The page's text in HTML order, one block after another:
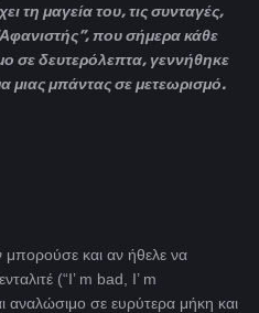
τη μαγεία του, τις συνταγές,
που σήμερα κάθε
σε δευτερόλεπτα, γεννήθηκε
μιας μπάντας σε μετεωρισμό.
και αν ήθελε να
(“I’ m bad, I’ m
αναλώσιμο σε ευρύτερα μήκη και